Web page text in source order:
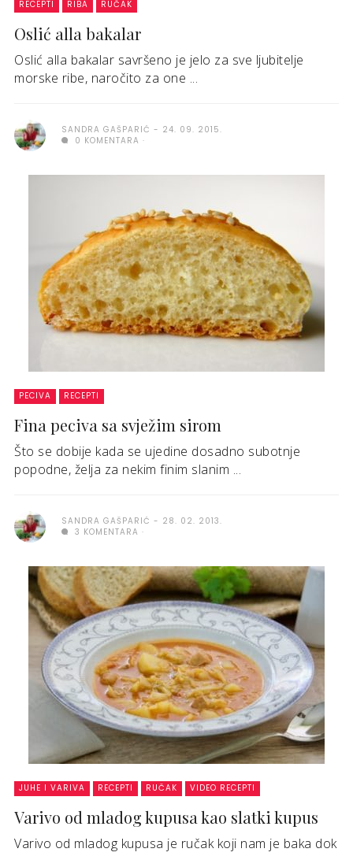
RECEPTI RIBA RUČAK
Oslić alla bakalar
Oslić alla bakalar savršeno je jelo za sve ljubitelje
morske ribe, naročito za one ...
SANDRA GAŠPARIĆ
24. 09. 2015.
0 KOMENTARA
PECIVA RECEPTI
Fina peciva sa svježim sirom
Što se dobije kada se ujedine dosadno subotnje
popodne, želja za nekim finim slanim ...
SANDRA GAŠPARIĆ
28. 02. 2013.
3 KOMENTARA
JUHE I VARIVA RECEPTI RUČAK VIDEO RECEPTI
Varivo od mladog kupusa kao slatki kupus
Varivo od mladog kupusa je ručak koji nam je baka dok